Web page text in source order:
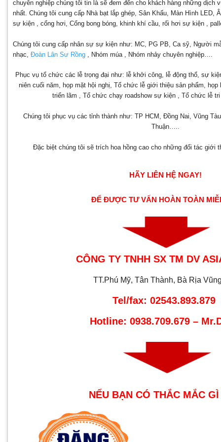
chuyên nghiệp chúng tôi tin là sẽ đem đến cho khách hàng những dịch
nhất. Chúng tôi cung cấp Nhà bạt lắp ghép, Sân Khấu, Màn Hình LED,
sự kiện , cổng hơi, Cổng bong bóng, khinh khí cầu, rối hơi sự kiện ,
Chúng tôi cung cấp nhân sự sự kiện như: MC, PG PB, Ca sỹ, Người
nhạc, Đoàn Lân Sư Rồng , Nhóm múa , Nhóm nhảy chuyên nghiệp….
Phục vụ tổ chức các lễ trọng đại như: lễ khởi công, lễ động thổ, sự
niên cuối năm, họp mặt hội nghị, Tổ chức lễ giới thiệu sản phẩm,
triển lãm , Tổ chức chạy roadshow sự kiện , Tổ chức lễ
Chúng tôi phục vụ các tỉnh thành như: TP HCM, Đồng Nai, Vũng
Thuận…..
Đặc biệt chúng tôi sẽ trích hoa hồng cao cho những đối tác giới
HÃY LIÊN HỆ NGAY!
ĐỂ ĐƯỢC TƯ VẤN HOÀN TOÀN
CÔNG TY TNHH SX TM DV
TT.Phú Mỹ, Tân Thành, Bà Rịa
Tel/fax: 02543.893.879
Hotline: 0938.709.679 –
NẾU BẠN CÓ THẮC MẮC